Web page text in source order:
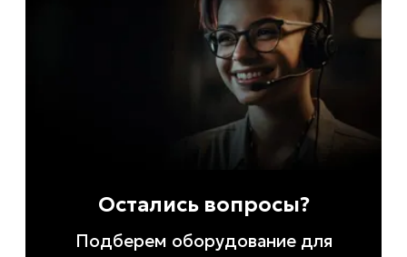
Остались вопросы?
Подберем оборудование для